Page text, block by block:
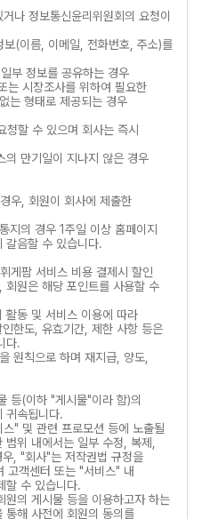
나 정보통신윤리위원회의 요청이
(이름, 이메일, 전화번호, 주소)를
부 정보를 공유하는 경우
는 시장조사를 위하여 필요한
는 형태로 제공되는 경우
청할 수 있으며 회사는 즉시
의 만기일이 지나지 않은 경우
우, 회원이 회사에 제출한
지의 경우 1주일 이상 홈페이지
갈음할 수 있습니다.
게팜 서비스 비용 결제시 할인
회원은 해당 포인트를 사용할 수
활동 및 서비스 이용에 따라
한도, 유효기간, 제한 사항 등은
다.
원칙으로 하며 재지급, 양도,
등(이하 "게시물"이라 함)의
귀속됩니다.
" 및 관련 프로모션 등에 노출될
위 내에서는 일부 수정, 복제,
, "회사"는 저작권법 규정을
고객센터 또는 "서비스" 내
할 수 있습니다.
의 게시물 등을 이용하고자 하는
통해 사전에 회원의 동의를